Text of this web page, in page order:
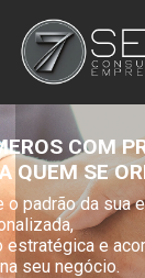
NÚMEROS
PARA QUEM
Eleve o padrão
personalizada,
visão
domina seu